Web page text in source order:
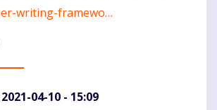
writing-framewo…
04-10 - 15:09